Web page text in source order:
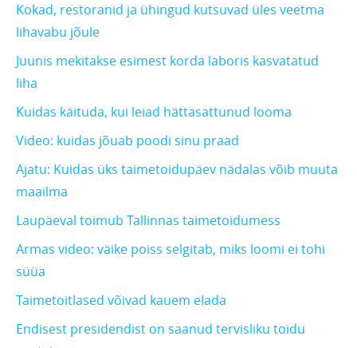
Kokad, restoranid ja ühingud kutsuvad üles veetma
lihavabu jõule
Juunis mekitakse esimest korda laboris kasvatatud
liha
Kuidas käituda, kui leiad hättasattunud looma
Video: kuidas jõuab poodi sinu praad
Ajatu: Kuidas üks taimetoidupäev nädalas võib muuta
maailma
Laupäeval toimub Tallinnas taimetoidumess
Armas video: väike poiss selgitab, miks loomi ei tohi
süüa
Taimetoitlased võivad kauem elada
Endisest presidendist on saanud tervisliku toidu